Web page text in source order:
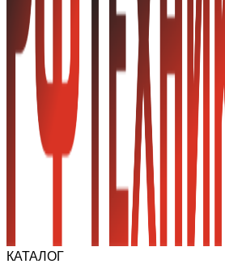
КАТАЛОГ